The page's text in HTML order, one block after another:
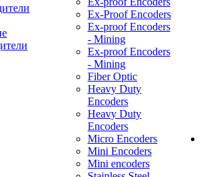
Ex-Proof Encoders
Ex-proof Encoders
- Mining
Ex-proof Encoders
- Mining
Fiber Optic
Heavy Duty
Encoders
Heavy Duty
Encoders
Micro Encoders
Mini Encoders
Mini encoders